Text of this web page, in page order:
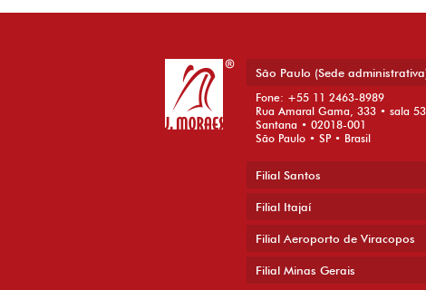
São Paulo (Sede
Fone: +55 11 2463-8989
Rua Amaral Gama, 333 • sala 53
Santana • 02018-001
São Paulo • SP • Brasil
Filial Santos
Filial Itajaí
Filial Aeroporto de Viracopos
Filial Minas Gerais